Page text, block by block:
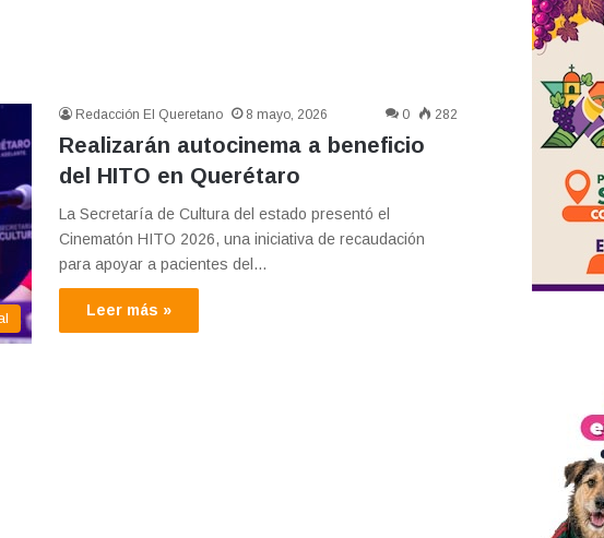
Redacción El Queretano 8 mayo, 2026 0 282
Realizarán autocinema a beneficio
del HITO en Querétaro
La Secretaría de Cultura del estado presentó el
Cinematón HITO 2026, una iniciativa de recaudación
para apoyar a pacientes del…
Leer más »